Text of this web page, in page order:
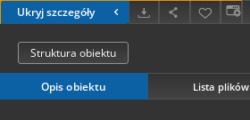
Ukryj szczegóły
Struktura obiektu
Opis obiektu Lista plików